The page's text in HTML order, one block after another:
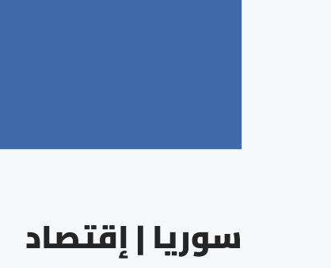
سوريا | إقتصاد